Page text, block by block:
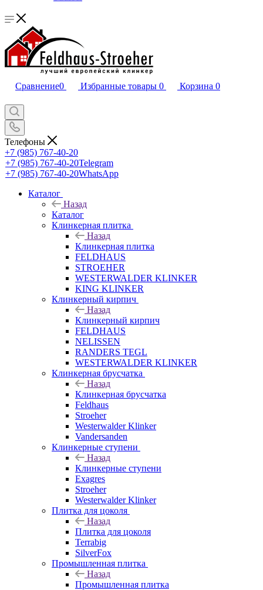
Сравнение0 Избранные товары 0 Корзина 0
Телефоны
+7 (985) 767-40-20
+7 (985) 767-40-20Telegram
+7 (985) 767-40-20WhatsApp
Каталог
Назад
Каталог
Клинкерная плитка
Назад
Клинкерная плитка
FELDHAUS
STROEHER
WESTERWALDER KLINKER
KING KLINKER
Клинкерный кирпич
Назад
Клинкерный кирпич
FELDHAUS
NELISSEN
RANDERS TEGL
WESTERWALDER KLINKER
Клинкерная брусчатка
Назад
Клинкерная брусчатка
Feldhaus
Stroeher
Westerwalder Klinker
Vandersanden
Клинкерные ступени
Назад
Клинкерные ступени
Exagres
Stroeher
Westerwalder Klinker
Плитка для цоколя
Назад
Плитка для цоколя
Terrabig
SilverFox
Промышленная плитка
Назад
Промышленная плитка